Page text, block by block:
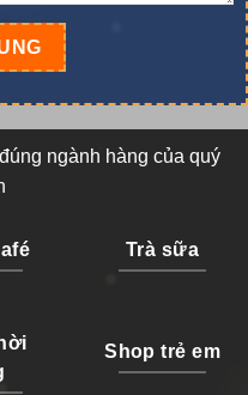
ngành hàng của quý
Trà sữa
Shop trẻ em